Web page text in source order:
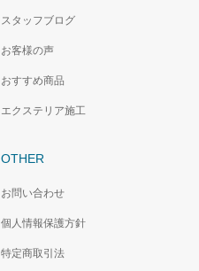
スタッフブログ
お客様の声
おすすめ商品
エクステリア施工
OTHER
お問い合わせ
個人情報保護方針
特定商取引法